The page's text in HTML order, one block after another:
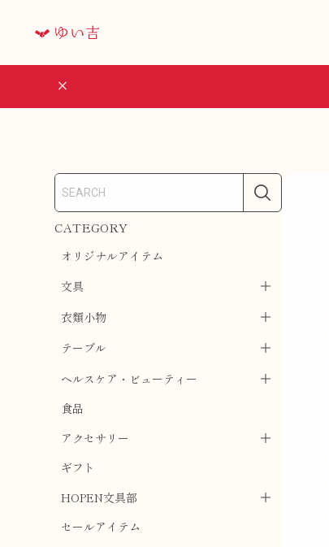
CATEGORY
オリジナルアイテム
文具
衣類小物
テーブル
ヘルスケア・ビューティー
食品
アクセサリー
ギフト
HOPEN文具部
セールアイテム